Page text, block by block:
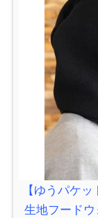
【ゆうパケ
生地フード